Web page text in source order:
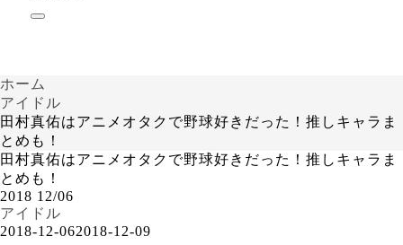
ホーム
アイドル
田村真佑はアニメオタクで野球好きだった！推しキャラま
とめも！
田村真佑はアニメオタクで野球好きだった！推しキャラま
とめも！
2018 12/06
アイドル
2018-12-062018-12-09